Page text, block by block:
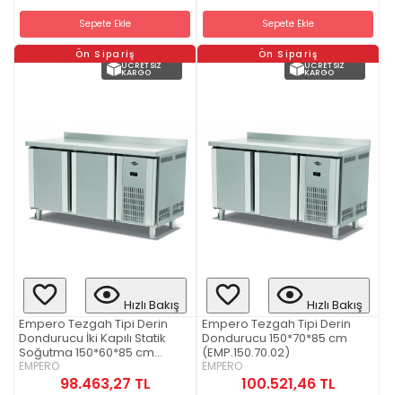
Sepete Ekle Sepete Ekle
Ön Sipariş
ÜCRETSIZ
KARGO
Hızlı Bakış
Empero Tezgah Tipi Derin
Dondurucu İki Kapılı Statik
Soğutma 150*60*85 cm
(EMP.150.60.02)
EMPERO
98.463,27 TL
Ön Sipariş
ÜCRETSIZ
KARGO
Hızlı Bakış
Empero Tezgah Tipi Derin
Dondurucu 150*70*85 cm
(EMP.150.70.02)
EMPERO
100.521,46 TL